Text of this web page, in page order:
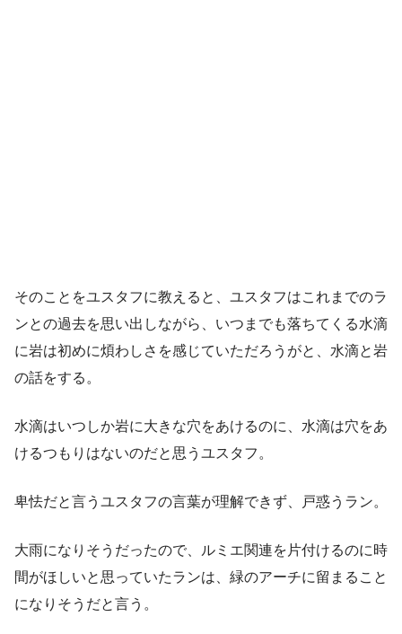
そのことをユスタフに教えると、ユスタフはこれまでのラ
ンとの過去を思い出しながら、いつまでも落ちてくる水滴
に岩は初めに煩わしさを感じていただろうがと、水滴と岩
の話をする。
水滴はいつしか岩に大きな穴をあけるのに、水滴は穴をあ
けるつもりはないのだと思うユスタフ。
卑怯だと言うユスタフの言葉が理解できず、戸惑うラン。
大雨になりそうだったので、ルミエ関連を片付けるのに時
間がほしいと思っていたランは、緑のアーチに留まること
になりそうだと言う。